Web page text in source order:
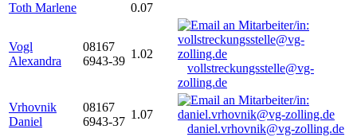
Toth Marlene
0.07
Vogl
Alexandra
08167
6943-39
1.02
vollstreckungsstelle@vg-
zolling.de
Vrhovnik
Daniel
08167
6943-37
1.07
daniel.vrhovnik@vg-zolling.de